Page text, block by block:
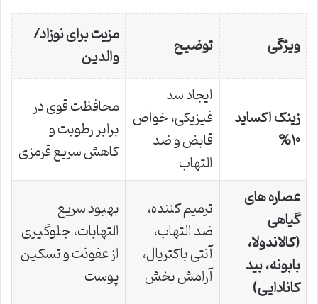
ویژگی توضیح
مزیت برای نوزاد/
والدین
زینک اکساید
۱۰%
ایجاد سد
فیزیکی، خواص
قابض و ضد
التهاب
محافظت قوی در
برابر رطوبت و
کاهش سریع قرمزی
عصاره های
گیاهی
(کالاندولا،
بابونه، بید
کانادایی)
ترمیم کننده،
ضد التهاب،
آنتی باکتریال،
آرامش بخش
بهبود سریع
التهابات، جلوگیری
از عفونت و تسکین
پوست